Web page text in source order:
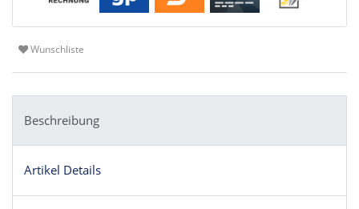
Wunschliste
Beschreibung
Artikel Details